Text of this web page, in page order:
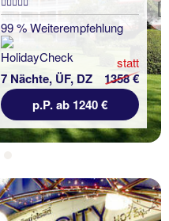
99 % Weiterempfehlung
7 Nächte, ÜF, DZ
statt
1358 €
p.P. ab 1240 €